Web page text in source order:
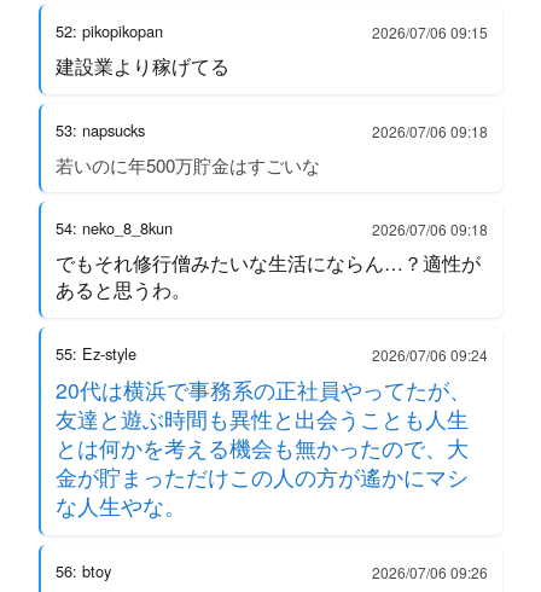
52: pikopikopan 2026/07/06 09:15
建設業より稼げてる
53: napsucks 2026/07/06 09:18
若いのに年500万貯金はすごいな
54: neko_8_8kun 2026/07/06 09:18
でもそれ修行僧みたいな生活にならん…？適性が
あると思うわ。
55: Ez-style 2026/07/06 09:24
20代は横浜で事務系の正社員やってたが、
友達と遊ぶ時間も異性と出会うことも人生
とは何かを考える機会も無かったので、大
金が貯まっただけこの人の方が遙かにマシ
な人生やな。
56: btoy 2026/07/06 09:26